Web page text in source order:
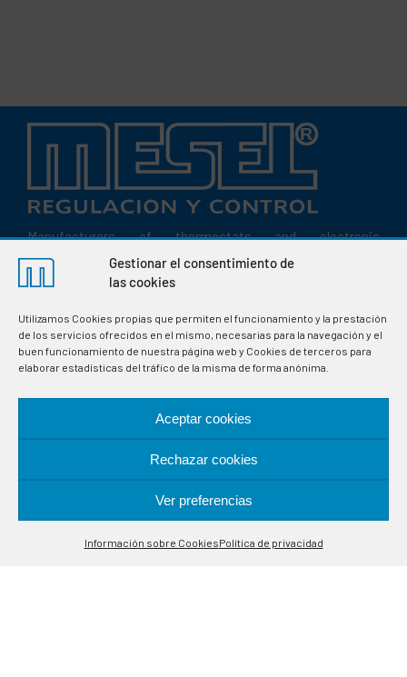
Gestionar el consentimiento de
las cookies
Utilizamos Cookies propias que permiten el funcionamiento y la prestación
de los servicios ofrecidos en el mismo, necesarias para la navegación y el
buen funcionamiento de nuestra página web y Cookies de terceros para
elaborar estadísticas del tráfico de la misma de forma anónima.
Aceptar cookies
Rechazar cookies
Ver preferencias
Información sobre CookiesPolítica de privacidad
Manufacturers of thermostats and electronic
instrumentation for the regulation and control of variables
in industrial processes. Specialists in temperature control
LOCATION
Alcalá de Guadaira, 9-11
08020 Barcelona
(+34) 93 308 85 58
Contáctanos